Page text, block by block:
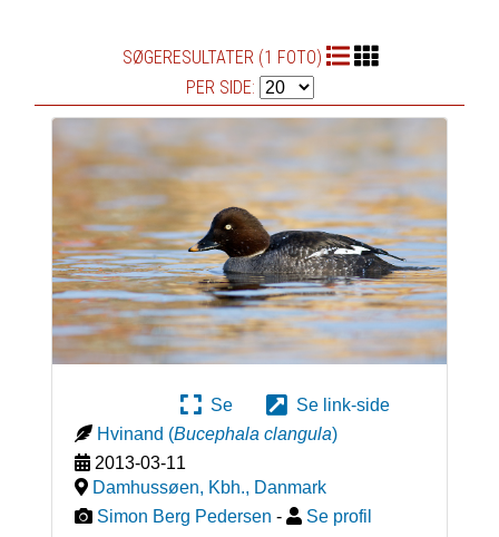
SØGERESULTATER (1 FOTO)
PER SIDE:
Se
Se link-side
Hvinand (Bucephala clangula)
2013-03-11
Damhussøen, Kbh., Danmark
Simon Berg Pedersen - Se profil